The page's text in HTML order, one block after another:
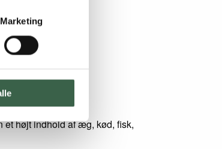
Marketing
et højt indhold af æg, kød, fisk,